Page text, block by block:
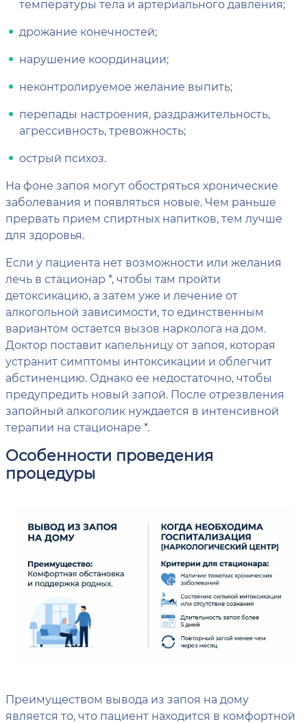
температуры тела и артериального давления;
дрожание конечностей;
нарушение координации;
неконтролируемое желание выпить;
перепады настроения, раздражительность,
агрессивность, тревожность;
острый психоз.
На фоне запоя могут обостряться хронические
заболевания и появляться новые. Чем раньше
прервать прием спиртных напитков, тем лучше
для здоровья.
Если у пациента нет возможности или желания
лечь в стационар *, чтобы там пройти
детоксикацию, а затем уже и лечение от
алкогольной зависимости, то единственным
вариантом остается вызов нарколога на дом.
Доктор поставит капельницу от запоя, которая
устранит симптомы интоксикации и облегчит
абстиненцию. Однако ее недостаточно, чтобы
предупредить новый запой. После отрезвления
запойный алкоголик нуждается в интенсивной
терапии на стационаре *.
Особенности проведения
процедуры
Преимуществом вывода из запоя на дому
является то, что пациент находится в комфортной